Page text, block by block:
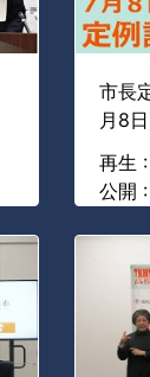
市長
月8
再生
公開